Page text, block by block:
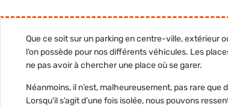
Que ce soit sur un parking en centre-ville, extérieur
l’on possède pour nos différents véhicules. Les
ne pas avoir à chercher une place où se garer.
Néanmoins, il n’est, malheureusement, pas rare
Lorsqu’il s’agit d’une fois isolée, nous pouvons